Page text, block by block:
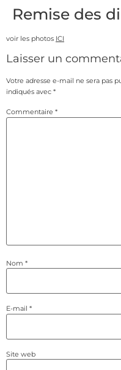
Remise des
voir les photos ICI
Laisser un
Votre adresse e-mail ne sera pas
indiqués avec *
Commentaire *
Nom *
E-mail *
Site web